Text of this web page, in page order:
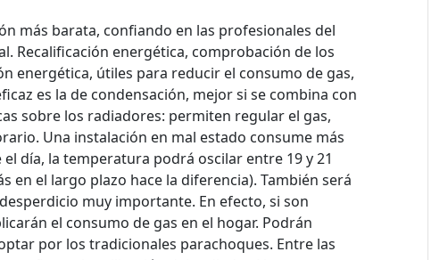
más barata, confiando en las profesionales del
Recalificación energética, comprobación de los
energética, útiles para reducir el consumo de gas,
es la de condensación, mejor si se combina con
sobre los radiadores: permiten regular el gas,
Una instalación en mal estado consume más
día, la temperatura podrá oscilar entre 19 y 21
en el largo plazo hace la diferencia). También será
muy importante. En efecto, si son
el consumo de gas en el hogar. Podrán
por los tradicionales parachoques. Entre las